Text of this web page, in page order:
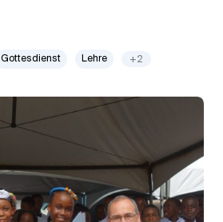
Gottesdienst Lehre +2